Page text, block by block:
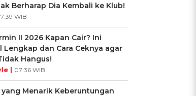
Berharap Dia Kembali ke Klub!
WIB
II 2026 Kapan Cair? Ini
Lengkap dan Cara Ceknya agar
Hangus!
| 07:36 WIB
yang Menarik Keberuntungan